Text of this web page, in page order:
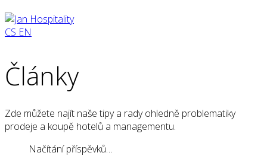
CS EN
Články
Zde můžete najít naše tipy a rady ohledně problematiky
prodeje a koupě hotelů a managementu.
Načítání příspěvků…